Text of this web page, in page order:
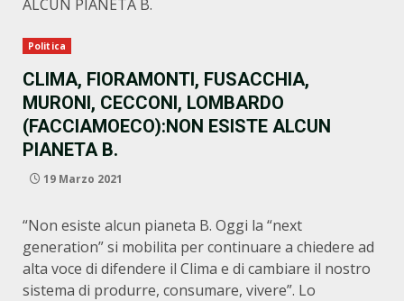
ALCUN PIANETA B.
Politica
CLIMA, FIORAMONTI, FUSACCHIA,
MURONI, CECCONI, LOMBARDO
(FACCIAMOECO):NON ESISTE ALCUN
PIANETA B.
19 Marzo 2021
“Non esiste alcun pianeta B. Oggi la “next
generation” si mobilita per continuare a chiedere ad
alta voce di difendere il Clima e di cambiare il nostro
sistema di produrre, consumare, vivere”. Lo